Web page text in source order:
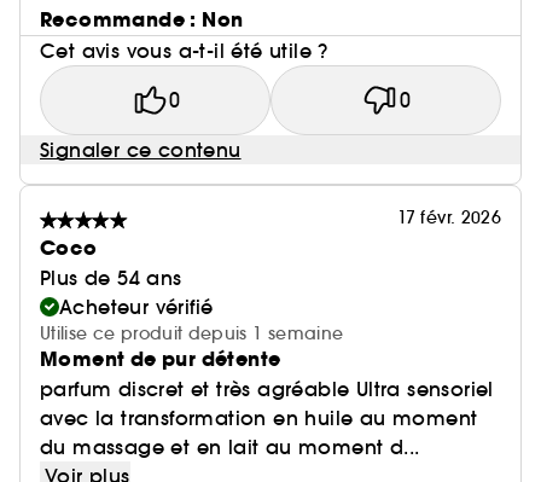
Recommande : Non
Cet avis vous a-t-il été utile ?
0 0
Signaler ce contenu
17 févr. 2026
Coco
Plus de 54 ans
Acheteur vérifié
Utilise ce produit depuis 1 semaine
Moment de pur détente
parfum discret et très agréable Ultra sensoriel
avec la transformation en huile au moment
du massage et en lait au moment d...
Voir plus